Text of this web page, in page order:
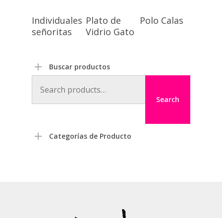
Individuales
señoritas
Polo Calas
Plato de
Vidrio Gato
Buscar productos
for:
Search
Categorías de Producto